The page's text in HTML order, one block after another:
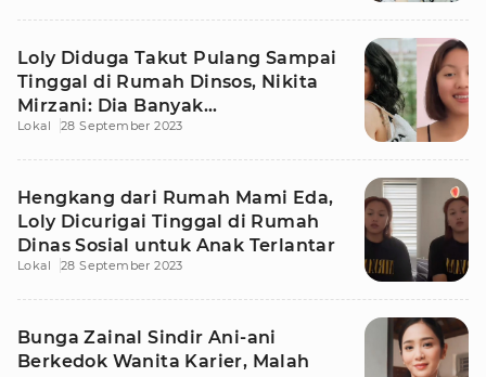
Loly Diduga Takut Pulang Sampai
Tinggal di Rumah Dinsos, Nikita
Mirzani: Dia Banyak
Kebohongannya
Lokal 28 September 2023
Hengkang dari Rumah Mami Eda,
Loly Dicurigai Tinggal di Rumah
Dinas Sosial untuk Anak Terlantar
Lokal 28 September 2023
Bunga Zainal Sindir Ani-ani
Berkedok Wanita Karier, Malah